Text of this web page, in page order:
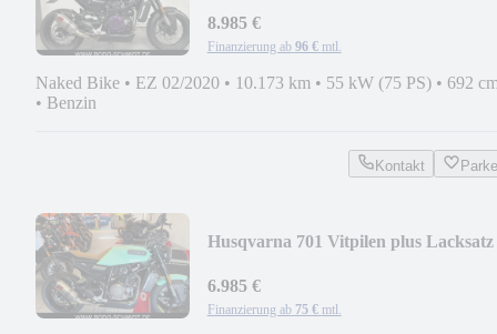
8.985 €
Finanzierung ab 96 € mtl.
Naked Bike • EZ 02/2020 • 10.173 km • 55 kW (75 PS) • 692
• Benzin
Kontakt
Husqvarna 701 Vitpilen plus
6.985 €
Finanzierung ab 75 € mtl.